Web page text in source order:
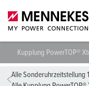
Kupplung PowerTOP®
Alle Sonderuhrzeitstellung